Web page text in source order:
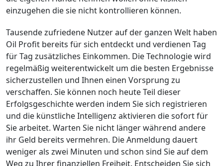
einzugehen die sie nicht kontrollieren können.
Tausende zufriedene Nutzer auf der ganzen Welt haben
Oil Profit bereits für sich entdeckt und verdienen Tag
für Tag zusätzliches Einkommen. Die Technologie wird
regelmäßig weiterentwickelt um die besten Ergebnisse
sicherzustellen und Ihnen einen Vorsprung zu
verschaffen. Sie können noch heute Teil dieser
Erfolgsgeschichte werden indem Sie sich registrieren
und die künstliche Intelligenz aktivieren die sofort für
Sie arbeitet. Warten Sie nicht länger während andere
ihr Geld bereits vermehren. Die Anmeldung dauert
weniger als zwei Minuten und schon sind Sie auf dem
Weg zu Ihrer finanziellen Freiheit. Entscheiden Sie sich